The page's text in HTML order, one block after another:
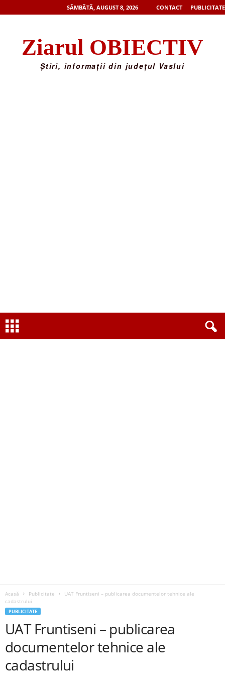
SÂMBĂTĂ, AUGUST 8, 2026 CONTACT PUBLICITATE
Ziarul OBIECTIV
Știri, informații din județul Vaslui
Acasă Publicitate
UAT Fruntiseni – publicarea documentelor tehnice ale
cadastrului
PUBLICITATE
UAT Fruntiseni – publicarea
documentelor tehnice ale
cadastrului